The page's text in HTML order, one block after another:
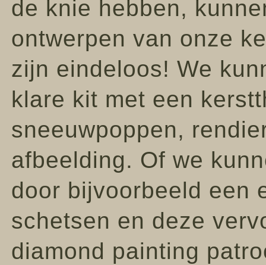
de knie hebben,
ontwerpen van onze
zijn eindeloos! We
klare kit met een
sneeuwpoppen,
afbeelding. Of we
door bijvoorbeeld een
schetsen en deze
diamond painting